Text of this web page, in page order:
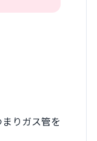
りガス管を